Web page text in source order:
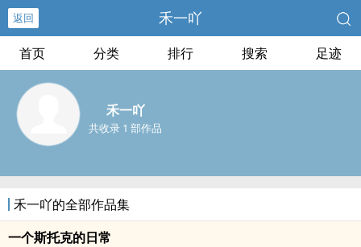
返回 禾一吖
首页 分类 排行 搜索 足迹
禾一吖
共收录 1 部作品
禾一吖的全部作品集
一个斯托克的日常